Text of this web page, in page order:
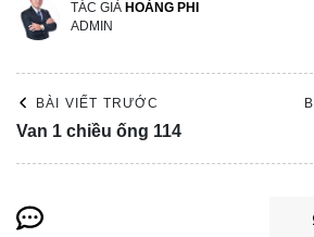
TÁC GIẢ HOÀNG PHI
ADMIN
BÀI VIẾT TRƯỚC
Van 1 chiều ống 114